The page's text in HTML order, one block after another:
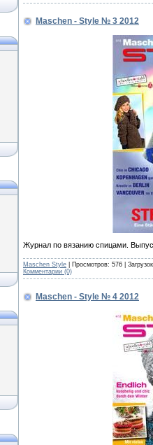
Maschen - Style № 3 2012
Журнал по вязанию спицами.
Maschen Style | Просмотров: 576 |
Комментарии (0)
Maschen - Style № 4 2012